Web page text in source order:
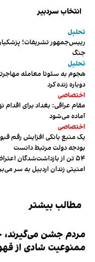
انتخاب سردبیر
تحلیل
رییس‌جمهور تشریفات؛
جنگ
تحلیل
هجوم به سئوتا معامله مهاجرتی
دوباره زنده کرد
اختصاصی
مقام عراقی: بغداد برای
آماده می‌شود
اختصاصی
یک منبع بانکی افزایش رقم
بودجه دولت مرتبط دانست
۵۴ تن از بازداشت‌شدگان
امنیتی زندان اردبیل به سر
مطالب بیشتر
مردم جشن
ممنوعیت شادی از